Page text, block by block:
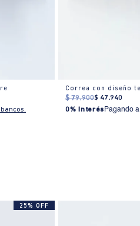
Correa con diseño
$ 79.900$ 47.940
0% Interés Pagando
25% OFF